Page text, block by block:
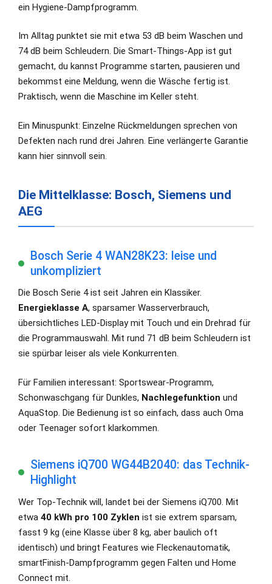
ein Hygiene-Dampfprogramm.
Im Alltag punktet sie mit etwa 53 dB beim Waschen und
74 dB beim Schleudern. Die Smart-Things-App ist gut
gemacht, du kannst Programme starten, pausieren und
bekommst eine Meldung, wenn die Wäsche fertig ist.
Praktisch, wenn die Maschine im Keller steht.
Ein Minuspunkt: Einzelne Rückmeldungen sprechen von
Defekten nach rund drei Jahren. Eine verlängerte Garantie
kann hier sinnvoll sein.
Die Mittelklasse: Bosch, Siemens und
AEG
Bosch Serie 4 WAN28K23: leise und
unkompliziert
Die Bosch Serie 4 ist seit Jahren ein Klassiker.
Energieklasse A, sparsamer Wasserverbrauch,
übersichtliches LED-Display mit Touch und ein Drehrad für
die Programmauswahl. Mit rund 71 dB beim Schleudern ist
sie spürbar leiser als viele Konkurrenten.
Für Familien interessant: Sportswear-Programm,
Schonwaschgang für Dunkles, Nachlegefunktion und
AquaStop. Die Bedienung ist so einfach, dass auch Oma
oder Teenager sofort klarkommen.
Siemens iQ700 WG44B2040: das Technik-
Highlight
Wer Top-Technik will, landet bei der Siemens iQ700. Mit
etwa 40 kWh pro 100 Zyklen ist sie extrem sparsam,
fasst 9 kg (eine Klasse über 8 kg, aber baulich oft
identisch) und bringt Features wie Fleckenautomatik,
smartFinish-Dampfprogramm gegen Falten und Home
Connect mit.